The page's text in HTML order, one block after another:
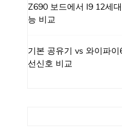
Z690 보드에서 I9 12세
능 비교
기본 공유기 vs 와이파
선신호 비교